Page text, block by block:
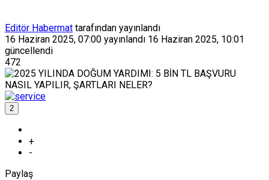
Editör Habermat tarafından yayınlandı
16 Haziran 2025, 07:00 yayınlandı 16 Haziran 2025, 10:01
güncellendi
472
2
+
-
Paylaş